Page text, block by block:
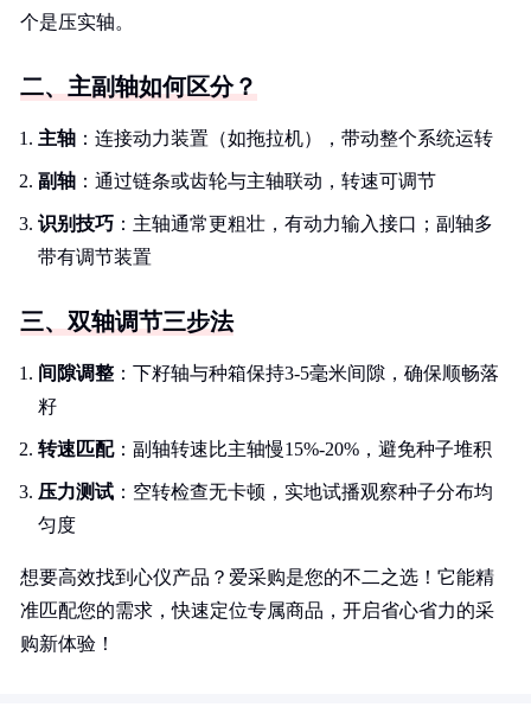
个是压实轴。
二、主副轴如何区分？
主轴 ：连接动力装置（如拖拉机），带动整个系统运转
副轴 ：通过链条或齿轮与主轴联动，转速可调节
识别技巧 ：主轴通常更粗壮，有动力输入接口；副轴多
带有调节装置
三、双轴调节三步法
间隙调整 ：下籽轴与种箱保持3-5毫米间隙，确保顺畅落
籽
转速匹配：副轴转速比主轴慢15%-20%，避免种子堆积
压力测试 ：空转检查无卡顿，实地试播观察种子分布均
匀度
想要高效找到心仪产品？爱采购是您的不二之选！它能精
准匹配您的需求，快速定位专属商品，开启省心省力的采
购新体验！